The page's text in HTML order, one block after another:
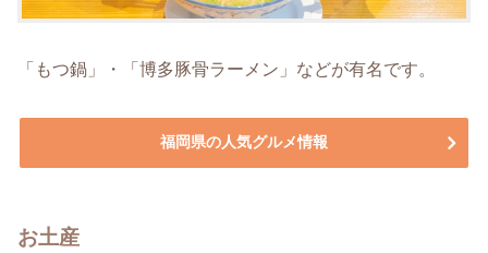
「もつ鍋」・「博多豚骨ラーメン」などが有名です。
福岡県の人気グルメ情報
お土産